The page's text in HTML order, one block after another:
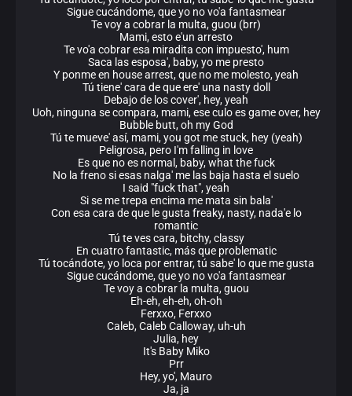
Sigue cucándome, que yo no vo'a fantasmear
Te voy a cobrar la multa, guou (brr)
Mami, esto e'un arresto
Te vo'a cobrar esa miradita con impuesto', hum
Saca las esposa', baby, yo me presto
Y ponme en house arrest, que no me molesto, yeah
Tú tiene' cara de que ere' una nasty doll
Debajo de los cover', hey, yeah
Uoh, ninguna se compara, mami, ese culo es game over, hey
Bubble butt, oh my God
Tú te mueve' así, mami, you got me stuck, hey (yeah)
Peligrosa, pero I'm falling in love
Es que no es normal, baby, what the fuck
No la freno si esas nalga' me las baja hasta el suelo
I said "fuck that", yeah
Si se me trepa encima me mata sin bala'
Con esa cara de que le gusta freaky, nasty, nada'e lo
romantic
Tú te ves cara, bitchy, classy
En cuatro fantastic, más que problematic
Tú tocándote, yo loca por entrar, tú sabe' lo que me gusta
Sigue cucándome, que yo no vo'a fantasmear
Te voy a cobrar la multa, guou
Eh-eh, eh-eh, oh-oh
Ferxxo, Ferxxo
Caleb, Caleb Calloway, uh-uh
Julia, hey
It's Baby Miko
Prr
Hey, yo', Mauro
Ja, ja